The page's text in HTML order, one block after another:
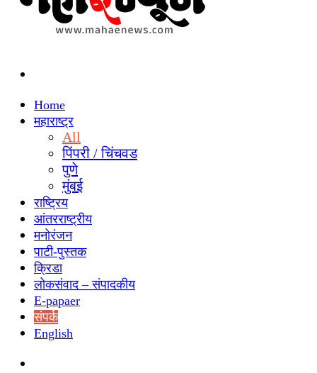
Home
महाराष्ट्र
All
पिंपरी / चिंचवड
पुणे
मुंबई
राष्ट्रिय
आंतरराष्ट्रीय
मनोरंजन
पाटी-पुस्तक
क्रिडा
लोकसंवाद – संपादकीय
E-papaer
संपर्क
English